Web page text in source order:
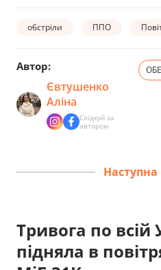
обстріли ППО
Автор:
Євтушенко
Аліна
Слідкуй за
автором
Тривога по всій
підняла в